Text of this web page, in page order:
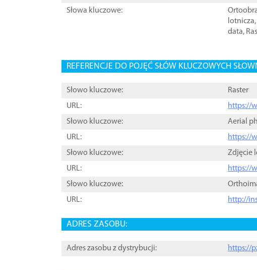
Słowa kluczowe:
lotnicza,
data,
REFERENCJE DO POJĘĆ SŁÓW KLUCZOWYCH
Słowo kluczowe:
Raster
URL:
https://
Słowo kluczowe:
Aerial
URL:
https://
Słowo kluczowe:
Zdjęcie
URL:
https://
Słowo kluczowe:
URL:
http://
ADRES ZASOBU:
Adres zasobu z dystrybucji: https://